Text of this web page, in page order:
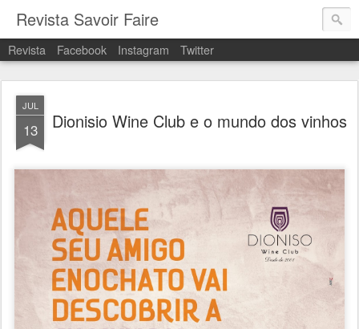
Revista Savoir Faire
Revista Facebook Instagram Twitter
JUL
13 Dionisio Wine Club e o mundo dos vinhos